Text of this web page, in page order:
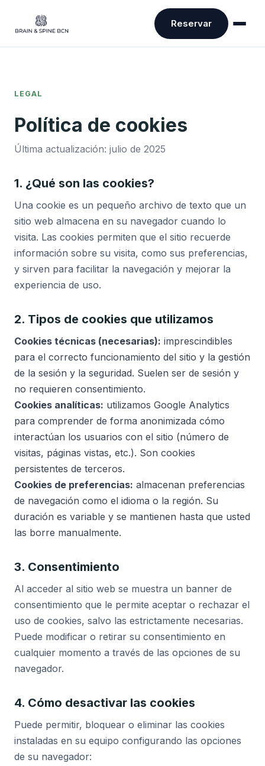
Reservar
LEGAL
Política de cookies
Última actualización: julio de 2025
1. ¿Qué son las cookies?
Una cookie es un pequeño archivo de texto que un
sitio web almacena en su navegador cuando lo
visita. Las cookies permiten que el sitio recuerde
información sobre su visita, como sus preferencias,
y sirven para facilitar la navegación y mejorar la
experiencia de uso.
2. Tipos de cookies que utilizamos
Cookies técnicas (necesarias): imprescindibles
para el correcto funcionamiento del sitio y la gestión
de la sesión y la seguridad. Suelen ser de sesión y
no requieren consentimiento.
Cookies analíticas: utilizamos Google Analytics
para comprender de forma anonimizada cómo
interactúan los usuarios con el sitio (número de
visitas, páginas vistas, etc.). Son cookies
persistentes de terceros.
Cookies de preferencias: almacenan preferencias
de navegación como el idioma o la región. Su
duración es variable y se mantienen hasta que usted
las borre manualmente.
3. Consentimiento
Al acceder al sitio web se muestra un banner de
consentimiento que le permite aceptar o rechazar el
uso de cookies, salvo las estrictamente necesarias.
Puede modificar o retirar su consentimiento en
cualquier momento a través de las opciones de su
navegador.
4. Cómo desactivar las cookies
Puede permitir, bloquear o eliminar las cookies
instaladas en su equipo configurando las opciones
de su navegador: